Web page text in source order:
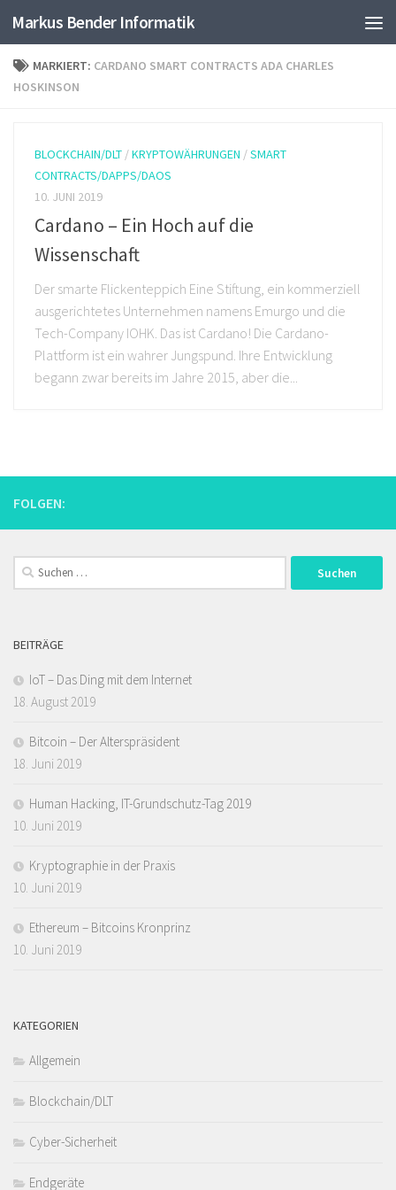
Skip to content
Markus Bender Informatik
MARKIERT: CARDANO SMART CONTRACTS ADA CHARLES
HOSKINSON
BLOCKCHAIN/DLT /KRYPTOWÄHRUNGEN /SMART
CONTRACTS/DAPPS/DAOS
10. JUNI 2019
Cardano – Ein Hoch auf die
Wissenschaft
Der smarte Flickenteppich Eine Stiftung, ein kommerziell
ausgerichtetes Unternehmen namens Emurgo und die
Tech-Company IOHK. Das ist Cardano! Die Cardano-
Plattform ist ein wahrer Jungspund. Ihre Entwicklung
begann zwar bereits im Jahre 2015, aber die...
FOLGEN:
Suchen
nach:
BEITRÄGE
IoT – Das Ding mit dem Internet
18. August 2019
Bitcoin – Der Alterspräsident
18. Juni 2019
Human Hacking, IT-Grundschutz-Tag 2019
10. Juni 2019
Kryptographie in der Praxis
10. Juni 2019
Ethereum – Bitcoins Kronprinz
10. Juni 2019
KATEGORIEN
Allgemein
Blockchain/DLT
Cyber-Sicherheit
Endgeräte